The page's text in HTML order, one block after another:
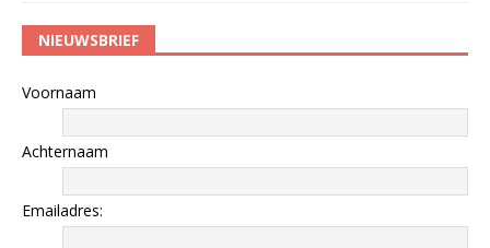
NIEUWSBRIEF
Voornaam
Achternaam
Emailadres: